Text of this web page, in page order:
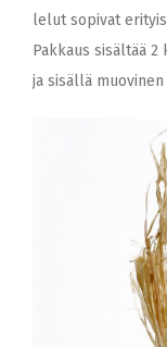
lelut sopivat
Pakkaus sisältää
ja sisällä